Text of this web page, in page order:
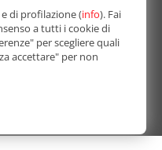
i contenuti, in qualunque
è proibita.
Autorizzazione del
del 21/10/2003
Fabio Ricotta
Policy
di profilazione (info). Fai
a tutti i cookie di
per scegliere quali
accettare" per non